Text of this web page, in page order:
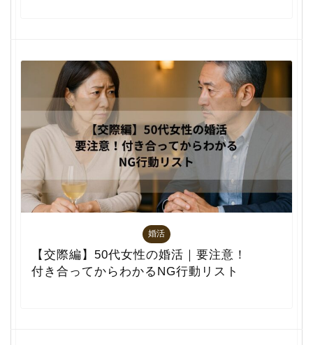
婚活
【交際編】50代女性の婚活｜要注意！
付き合ってからわかるNG行動リスト